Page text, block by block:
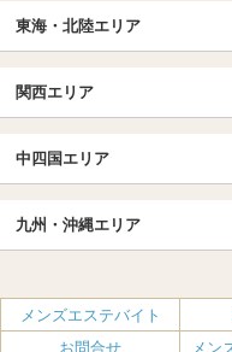
岩手 (盛岡・北上)
福島 (いわき・郡山)
長野・松本・上田
群馬（伊勢崎・高崎・前橋）
大宮・浦和・川口
千葉TOP
松戸・柏
池袋・大塚
恵比寿・目黒・自由が丘
東海・北陸エリア
愛知（名古屋）
北陸
名古屋TOP
丸の内・久屋・高岳
新栄町・東新町
関西エリア
京都駅・伏見区
四条烏丸・河原町・祇園四条
三条・京都市役所前
大阪エリア
梅田・北新地
中四国エリア
広島
香川（高松）
九州・沖縄エリア
福岡
メンズエステバイト
お問合せ
メン